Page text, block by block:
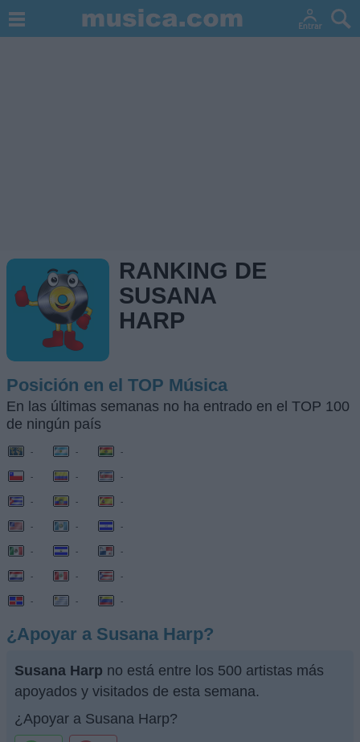
RANKING DE
SUSANA
HARP
Posición en el TOP Música
En las últimas semanas no ha entrado en el TOP 100
de ningún país
- - -
- - -
- - -
- - -
- - -
- - -
- - -
¿Apoyar a Susana Harp?
Susana Harp no está entre los 500 artistas más
apoyados y visitados de esta semana.
¿Apoyar a Susana Harp?